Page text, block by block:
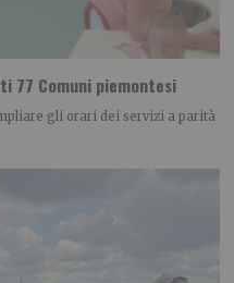
77 Comuni piemontesi
gli orari dei servizi a parità